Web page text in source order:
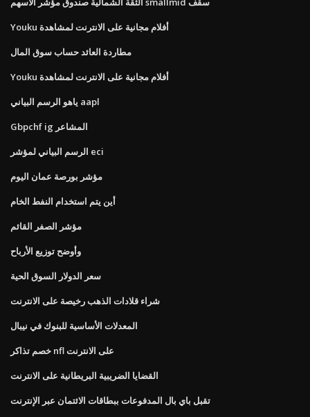
Youku أفلام مجانية على الانترنت لمشاهدة
مطاردة العائد حساب سوق المال
Youku أفلام مجانية على الانترنت لمشاهدة
ياهو الرسم البياني aapl
Gbpchf ig المشاعر
الرسم البياني لمؤشر eci
مؤشر بورصة عمان اليوم
أين يتم استخدام النفط الخام
مؤشر الصفر القائم
وأوضح توزيع الأرباح
سعر الدولار السوق الحية
شراء قلادات الذهب رخيصة على الانترنت
المعدلات الأساسية للبنوك في نيبال
خصم تذاكر nfl على الانترنت
القضايا الضريبية البريطانية على الانترنت
تقبل باي بال المدفوعات ببطاقات الائتمان عبر الإنترنت